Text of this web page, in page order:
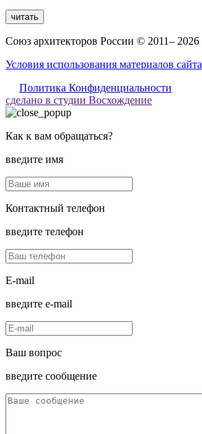
читать
Союз архитекторов России © 2011– 2026
Условия использования материалов сайта
Политика Конфиденциальности
сделано в студии Восхождение
Как к вам обращаться?
введите имя
Контактный телефон
введите телефон
E-mail
введите e-mail
Ваш вопрос
введите сообщение